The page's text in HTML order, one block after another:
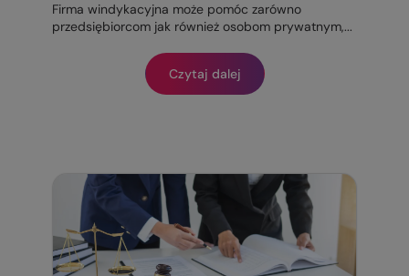
Firma windykacyjna może pomóc zarówno
przedsiębiorcom jak również osobom prywatnym,...
Czytaj dalej